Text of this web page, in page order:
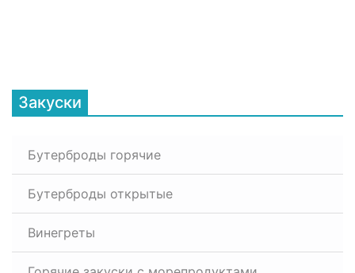
Закуски
Бутерброды горячие
Бутерброды открытые
Винегреты